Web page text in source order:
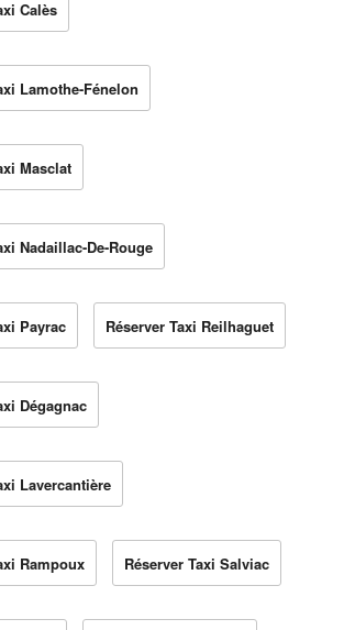
Calès
Lamothe-Fénelon
Masclat
Nadaillac-De-Rouge
Payrac Réserver Taxi Reilhaguet
Dégagnac
Lavercantière
Rampoux Réserver Taxi Salviac